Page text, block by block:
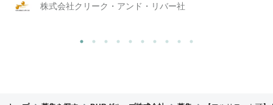
株式会社クリーク・アンド・リバー社